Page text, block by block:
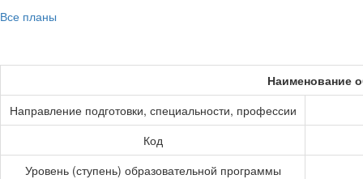
Все планы
Наименование
Направление подготовки, специальности, профессии
Код
Уровень (ступень) образовательной программы